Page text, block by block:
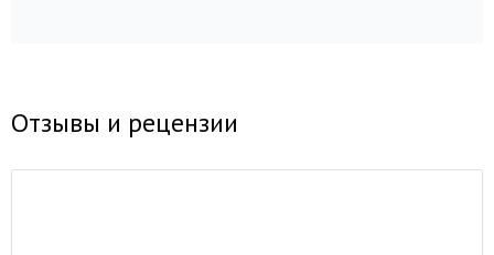
Отзывы и рецензии